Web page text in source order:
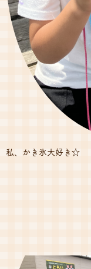
私、かき氷大好き☆